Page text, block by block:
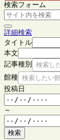
検索フォーム
詳細検索
タイトル
本文
記事種別
検索し
館種 検索したい
投稿日
～
検索